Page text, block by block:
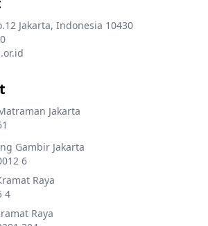
Jakarta, Indonesia 10430
Jakarta
Gambir Jakarta
6
Raya
4
Raya